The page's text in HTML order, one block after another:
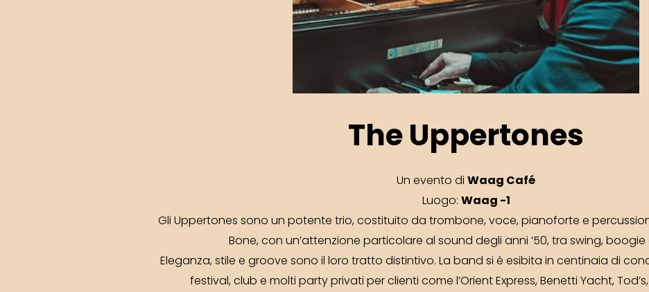
The Uppertones
Un evento diWaag Café
Luogo:Waag -1
Gli Uppertones sono un potente trio, costituito da trombone, voce, pianoforte e
Bone, con un’attenzione particolare al sound degli anni ’50, tra swing,
Eleganza, stile e groove sono il loro tratto distintivo. La band si è esibita in centinaia di
festival, club e molti party privati per clienti come l’Orient Express, Benetti Yacht,